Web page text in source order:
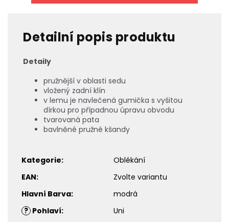
Detailní popis produktu
Detaily
pružnější v oblasti sedu
vložený zadní klín
v lemu je navlečená gumička s vyšitou
dírkou pro případnou úpravu obvodu
tvarovaná pata
bavlněné pružné kšandy
Kategorie:
Oblékání
EAN:
Zvolte variantu
Hlavní Barva:
modrá
? Pohlaví: Uni